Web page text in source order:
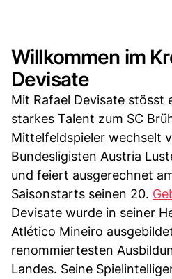
Willkommen im
Devisate
Mit Rafael Devisate stösst
starkes Talent zum SC
Mittelfeldspieler wechselt
Bundesligisten Austria
und feiert ausgerechnet
Saisonstarts seinen 20.
Devisate wurde in seiner
Atlético Mineiro
renommiertesten
Landes. Seine